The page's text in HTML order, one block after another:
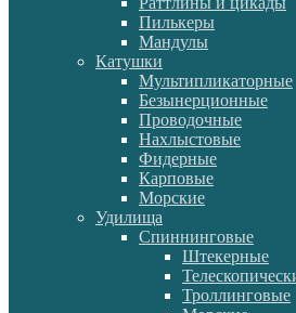
Пилькеры
Мандулы
Катушки
Мультипликаторные
Безынерционные
Проводочные
Нахлыстовые
Фидерные
Карповые
Морские
Удилища
Спиннинговые
Штекерные
Троллинговые